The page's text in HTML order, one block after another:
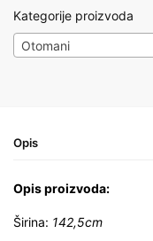
Kategorije proizvoda
Otomani
Opis
Opis proizvoda:
Širina: 142,5cm